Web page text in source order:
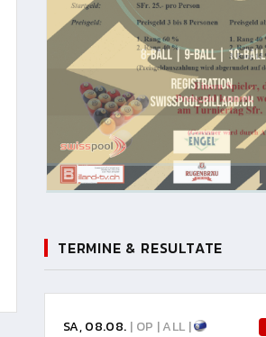
TERMINE & RESULTATE
SA, 08.08. | OP | ALL |